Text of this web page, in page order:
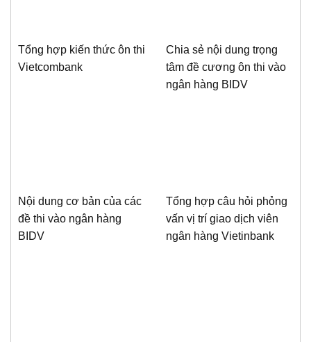
Tổng hợp kiến thức ôn thi
Vietcombank
Chia sẻ nội dung trọng
tâm đề cương ôn thi vào
ngân hàng BIDV
Nội dung cơ bản của các
đề thi vào ngân hàng
BIDV
Tổng hợp câu hỏi phỏng
vấn vị trí giao dịch viên
ngân hàng Vietinbank